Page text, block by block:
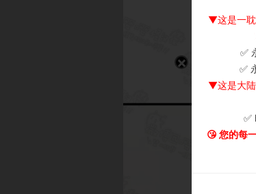
▼这是一耽
✅
✅
▼这是大陆
✅
😘 您的每
×